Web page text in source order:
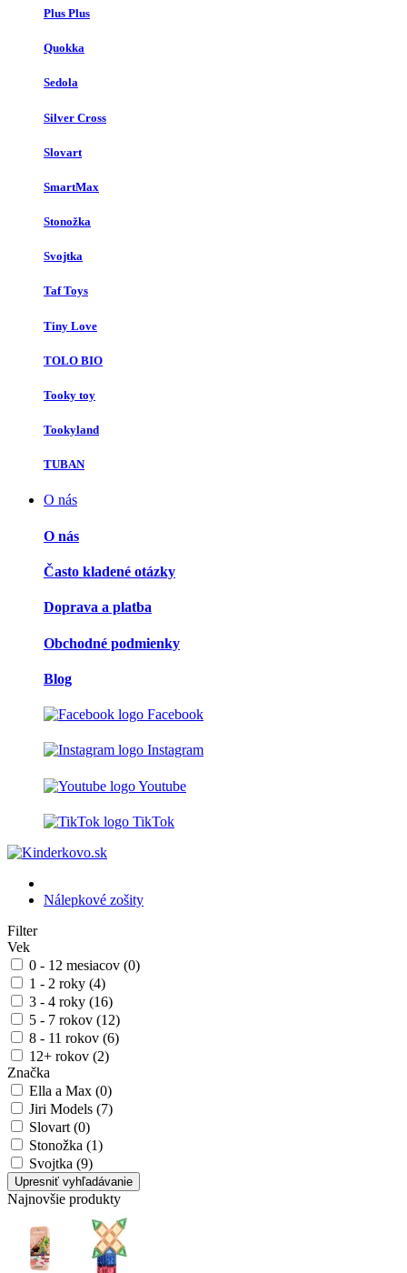
Plus Plus
Quokka
Sedola
Silver Cross
Slovart
SmartMax
Stonožka
Svojtka
Taf Toys
Tiny Love
TOLO BIO
Tooky toy
Tookyland
TUBAN
O nás
O nás
Často kladené otázky
Doprava a platba
Obchodné podmienky
Blog
Facebook
Instagram
Youtube
TikTok
Nálepkové zošity
Filter
Vek
0 - 12 mesiacov (0)
1 - 2 roky (4)
3 - 4 roky (16)
5 - 7 rokov (12)
8 - 11 rokov (6)
12+ rokov (2)
Značka
Ella a Max (0)
Jiri Models (7)
Slovart (0)
Stonožka (1)
Svojtka (9)
Upresniť vyhľadávanie
Najnovšie produkty